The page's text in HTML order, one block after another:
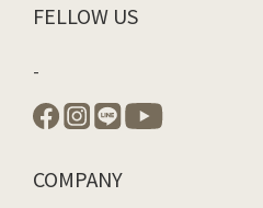
FELLOW US
-
COMPANY